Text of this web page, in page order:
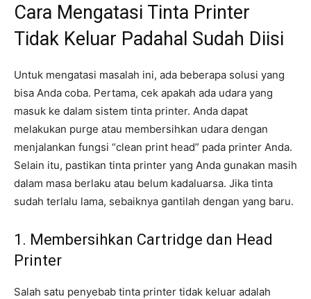
Cara Mengatasi Tinta Printer
Tidak Keluar Padahal Sudah Diisi
Untuk mengatasi masalah ini, ada beberapa solusi yang
bisa Anda coba. Pertama, cek apakah ada udara yang
masuk ke dalam sistem tinta printer. Anda dapat
melakukan purge atau membersihkan udara dengan
menjalankan fungsi “clean print head” pada printer Anda.
Selain itu, pastikan tinta printer yang Anda gunakan masih
dalam masa berlaku atau belum kadaluarsa. Jika tinta
sudah terlalu lama, sebaiknya gantilah dengan yang baru.
1. Membersihkan Cartridge dan Head
Printer
Salah satu penyebab tinta printer tidak keluar adalah